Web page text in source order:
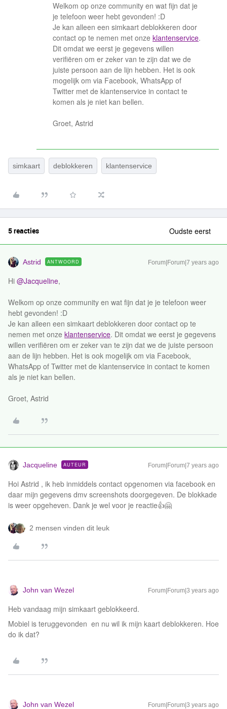
Welkom op onze community en wat fijn dat je
je telefoon weer hebt gevonden! :D
Je kan alleen een simkaart deblokkeren door
contact op te nemen met onze klantenservice.
Dit omdat we eerst je gegevens willen
verifiëren om er zeker van te zijn dat we de
juiste persoon aan de lijn hebben. Het is ook
mogelijk om via Facebook, WhatsApp of
Twitter met de klantenservice in contact te
komen als je niet kan bellen.
Groet, Astrid
simkaart deblokkeren klantenservice
5 reacties Oudste eerst
Astrid ANTWOORD Forum|Forum|7 years ago
Hi @Jacqueline,
Welkom op onze community en wat fijn dat je je telefoon weer
hebt gevonden! :D
Je kan alleen een simkaart deblokkeren door contact op te
nemen met onze klantenservice. Dit omdat we eerst je gegevens
willen verifiëren om er zeker van te zijn dat we de juiste persoon
aan de lijn hebben. Het is ook mogelijk om via Facebook,
WhatsApp of Twitter met de klantenservice in contact te komen
als je niet kan bellen.
Groet, Astrid
Jacqueline AUTEUR Forum|Forum|7 years ago
Hoi Astrid , ik heb inmiddels contact opgenomen via facebook en
daar mijn gegevens dmv screenshots doorgegeven. De blokkade
is weer opgeheven. Dank je wel voor je reactie👍🤗
2 mensen vinden dit leuk
John van Wezel Forum|Forum|3 years ago
Heb vandaag mijn simkaart geblokkeerd.
Mobiel is teruggevonden en nu wil ik mijn kaart deblokkeren. Hoe
do ik dat?
John van Wezel Forum|Forum|3 years ago